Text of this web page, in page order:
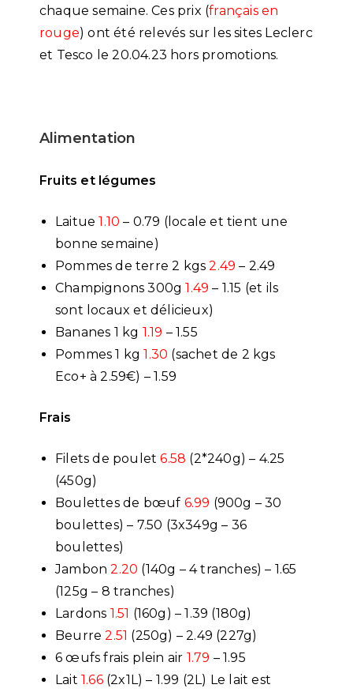
chaque semaine. Ces prix (français en
rouge) ont été relevés sur les sites Leclerc
et Tesco le 20.04.23 hors promotions.
Alimentation
Fruits et légumes
Laitue1.10 – 0.79 (locale et tient une
bonne semaine)
Pommes de terre 2 kgs2.49 – 2.49
Champignons 300g1.49 – 1.15 (et ils
sont locaux et délicieux)
Bananes 1 kg 1.19 – 1.55
Pommes 1 kg1.30 (sachet de 2 kgs
Eco+ à 2.59€) – 1.59
Frais
Filets de poulet6.58 (2*240g) – 4.25
(450g)
Boulettes de bœuf 6.99 (900g – 30
boulettes) – 7.50 (3x349g – 36
boulettes)
Jambon2.20 (140g – 4 tranches) – 1.65
(125g – 8 tranches)
Lardons 1.51 (160g) – 1.39 (180g)
Beurre2.51 (250g) – 2.49 (227g)
6 œufs frais plein air 1.79 – 1.95
Lait 1.66(2x1L) – 1.99 (2L) Le lait est